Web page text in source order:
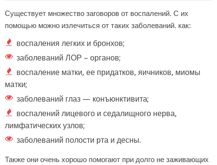
Существует множество заговоров от воспалений. С их
помощью можно излечиться от таких заболеваний. как:
воспаления легких и бронхов;
заболеваний ЛОР – органов;
воспаление матки, ее придатков, яичников, миомы
матки;
заболеваний глаз — конъюнктивита;
воспалений лицевого и седалищного нерва,
лимфатических узлов;
заболеваний полости рта и десны.
Также они очень хорошо помогают при долго не заживающих